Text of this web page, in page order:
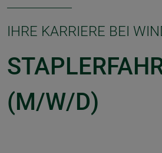
IHRE KARRIERE BEI
(M/W/D)